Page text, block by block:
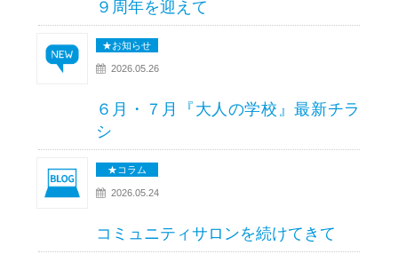
９周年を迎えて
★お知らせ
2026.05.26
６月・７月『大人の学校』最新チラ
シ
★コラム
2026.05.24
コミュニティサロンを続けてきて